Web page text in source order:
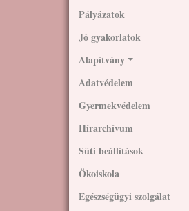
Pályázatok
Jó gyakorlatok
Alapítvány
Adatvédelem
Gyermekvédelem
Hírarchívum
Süti beállítások
Ökoiskola
Egészségügyi szolgálat